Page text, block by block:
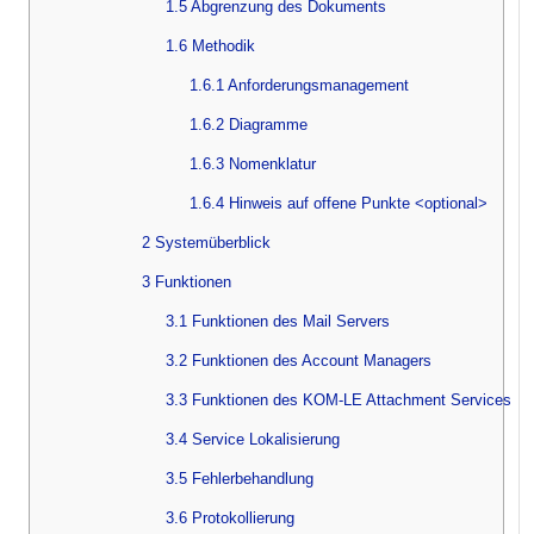
1.5 Abgrenzung des Dokuments
1.6 Methodik
1.6.1 Anforderungsmanagement
1.6.2 Diagramme
1.6.3 Nomenklatur
1.6.4 Hinweis auf offene Punkte <optional>
2 Systemüberblick
3 Funktionen
3.1 Funktionen des Mail Servers
3.2 Funktionen des Account Managers
3.3 Funktionen des KOM-LE Attachment Services
3.4 Service Lokalisierung
3.5 Fehlerbehandlung
3.6 Protokollierung